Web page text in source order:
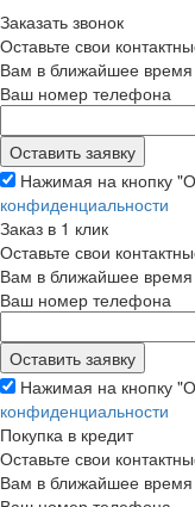
Заказать звонок
Оставьте свои
Вам в ближайшее время
Ваш номер телефона
Нажимая на кнопку
конфиденциальности
Заказ в 1 клик
Оставьте свои
Вам в ближайшее время
Ваш номер телефона
Нажимая на кнопку
конфиденциальности
Покупка в кредит
Оставьте свои
Вам в ближайшее время